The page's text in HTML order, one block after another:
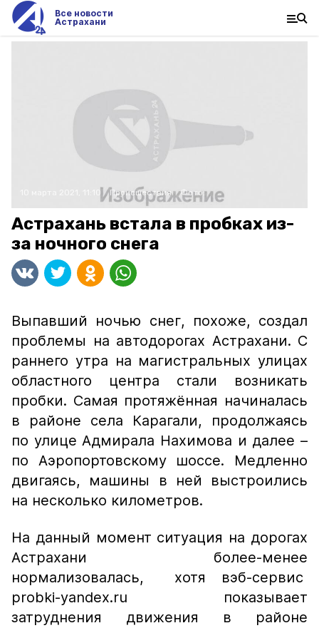
Все новости
Астрахани
10 марта 2021, 11:10 Происшествия Фото:
Астрахань встала в пробках из-
за ночного снега
Выпавший ночью снег, похоже, создал
проблемы на автодорогах Астрахани. С
раннего утра на магистральных улицах
областного центра стали возникать
пробки. Самая протяжённая начиналась
в районе села Карагали, продолжаясь
по улице Адмирала Нахимова и далее –
по Аэропортовскому шоссе. Медленно
двигаясь, машины в ней выстроились
на несколько километров.
На данный момент ситуация на дорогах
Астрахани более-менее
нормализовалась, хотя вэб-сервис
probki-yandex.ru показывает
затруднения движения в районе